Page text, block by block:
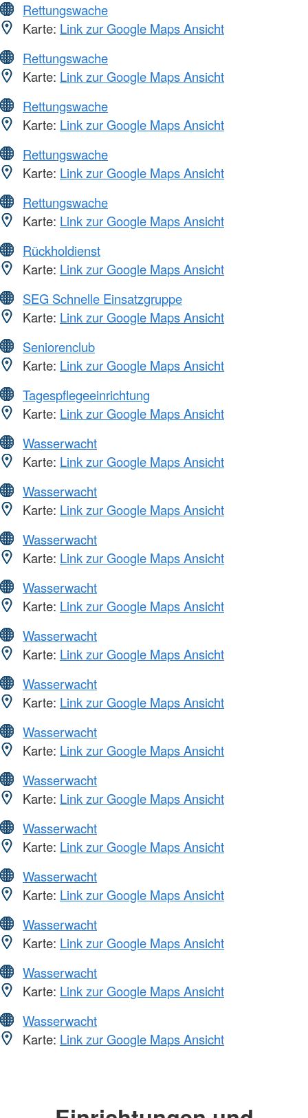
Rettungswache
Karte: Link zur Google Maps Ansicht
Rettungswache
Karte: Link zur Google Maps Ansicht
Rettungswache
Karte: Link zur Google Maps Ansicht
Rettungswache
Karte: Link zur Google Maps Ansicht
Rettungswache
Karte: Link zur Google Maps Ansicht
Rückholdienst
Karte: Link zur Google Maps Ansicht
SEG Schnelle Einsatzgruppe
Karte: Link zur Google Maps Ansicht
Seniorenclub
Karte: Link zur Google Maps Ansicht
Tagespflegeeinrichtung
Karte: Link zur Google Maps Ansicht
Wasserwacht
Karte: Link zur Google Maps Ansicht
Wasserwacht
Karte: Link zur Google Maps Ansicht
Wasserwacht
Karte: Link zur Google Maps Ansicht
Wasserwacht
Karte: Link zur Google Maps Ansicht
Wasserwacht
Karte: Link zur Google Maps Ansicht
Wasserwacht
Karte: Link zur Google Maps Ansicht
Wasserwacht
Karte: Link zur Google Maps Ansicht
Wasserwacht
Karte: Link zur Google Maps Ansicht
Wasserwacht
Karte: Link zur Google Maps Ansicht
Wasserwacht
Karte: Link zur Google Maps Ansicht
Wasserwacht
Karte: Link zur Google Maps Ansicht
Wasserwacht
Karte: Link zur Google Maps Ansicht
Wasserwacht
Karte: Link zur Google Maps Ansicht